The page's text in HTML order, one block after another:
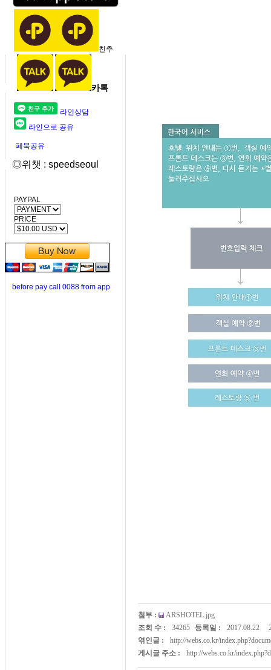
친추
카톡
라인상담
라인으로 공유
페북공유
◎위챗 : speedseoul
PAYPAL
PRICE
before pay call 0088 from app
첨부 :
ARSHOTEL.jpg
조회 수 :
34265 등록일 : 2017.08.22
엮인글 :
http://webs.co.kr/
게시글 주소 :
http://webs.co.kr/